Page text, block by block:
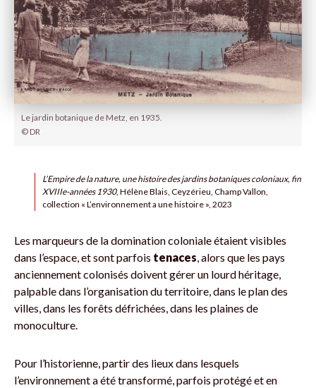
Le jardin botanique de Metz, en 1935.
© DR
L’Empire de la nature, une histoire des jardins botaniques coloniaux, fin
XVIIIe-années 1930, Hélène Blais, Ceyzérieu, Champ Vallon,
collection « L’environnement a une histoire », 2023
Les marqueurs de la domination coloniale étaient visibles
dans l’espace, et sont parfois tenaces , alors que les pays
anciennement colonisés doivent gérer un lourd héritage,
palpable dans l’organisation du territoire, dans le plan des
villes, dans les forêts défrichées, dans les plaines de
monoculture.
Pour l’historienne, partir des lieux dans lesquels
l’environnement a été transformé, parfois protégé et en